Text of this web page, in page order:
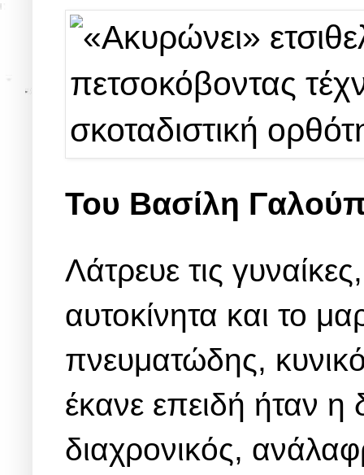
Του Βασίλη
Λάτρευε τις
αυτοκίνητα και το
πνευματώδης,
έκανε επειδή ήταν η
διαχρονικός,